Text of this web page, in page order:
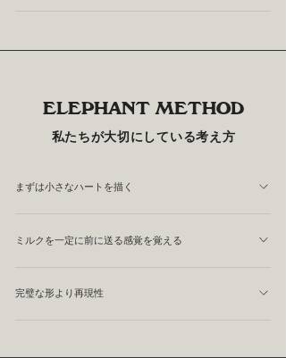
ELEPHANT METHOD
私たちが大切にしている考え方
まずは小さなハートを描く
私たちは、まずほどほどなサイズのハートを描くことをお
量が少なくなってミルクがグシャッと流れて綺麗な形にな
ミルクを一定に前に送る感覚を覚える
す。 ミルクの量を一定にキープしながらピッチャーを前
完璧な形より再現性